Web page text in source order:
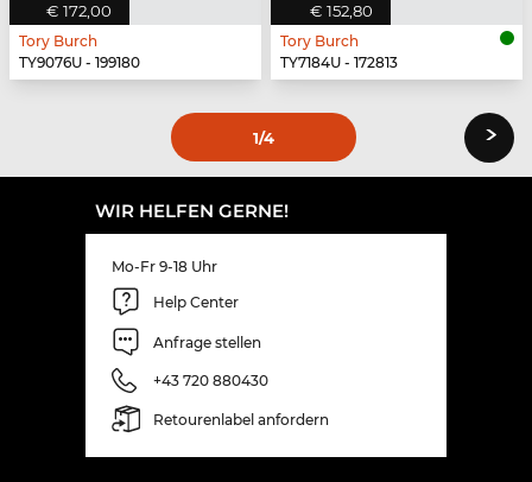
€ 172,00
Tory Burch
TY9076U - 199180
€ 152,80
Tory Burch
TY7184U - 172813
1/4 ›
WIR HELFEN GERNE!
Mo-Fr 9-18 Uhr
Help Center
Anfrage stellen
+43 720 880430
Retourenlabel anfordern